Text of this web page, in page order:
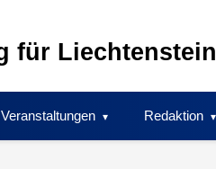
für Liechtenstein
Veranstaltungen Redaktion